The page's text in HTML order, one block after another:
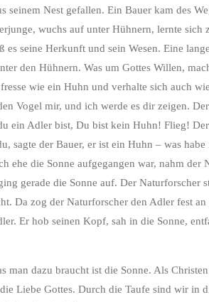
seinem Nest gefallen. Ein Bauer kam des
wuchs auf unter Hühnern, lernte
es seine Herkunft und sein Wesen. Eine
den Hühnern. Was um Gottes Willen,
wie ein Huhn und verhalte sich auch
Vogel mir, und ich werde es dir zeigen.
ein Adler bist, Du bist kein Huhn! Flieg!
sagte der Bauer, er ist ein Huhn – was
ehe die Sonne aufgegangen war, nahm
gerade die Sonne auf. Der
Da zog der Naturforscher den Adler fest
Er hob seinen Kopf, sah in die Sonne,
man dazu braucht ist die Sonne. Als
Liebe Gottes. Durch die Taufe sind wir in